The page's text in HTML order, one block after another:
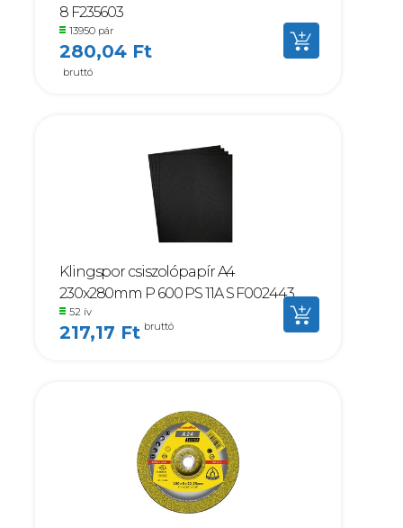
8 F235603
13950 pár
280,04 Ft
bruttó
Klingspor csiszolópapír A4
230x280mm P 600 PS 11A S F002443
52 ív
217,17 Ft bruttó